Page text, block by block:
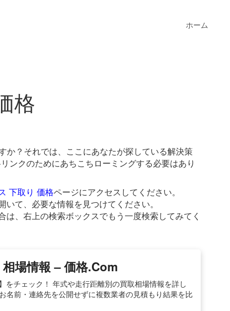
ホーム
格
か？それでは、ここにあなたが探している解決策
ンクのためにあちこちローミングする必要はあり
下取り 価格ページにアクセスしてください。
て、必要な情報を見つけてください。
は、右上の検索ボックスでもう一度検索してみてく
場情報 – 価格.com
チェック！ 年式や走行距離別の買取相場情報を詳し
名前・連絡先を公開せずに複数業者の見積もり結果を比